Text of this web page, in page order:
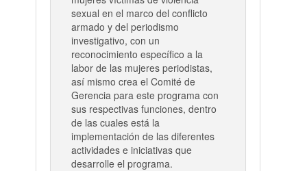
sexual en el marco del conflicto
armado y del periodismo
investigativo, con un
reconocimiento específico a la
labor de las mujeres periodistas,
así mismo crea el Comité de
Gerencia para este programa con
sus respectivas funciones, dentro
de las cuales está la
implementación de las diferentes
actividades e iniciativas que
desarrolle el programa.